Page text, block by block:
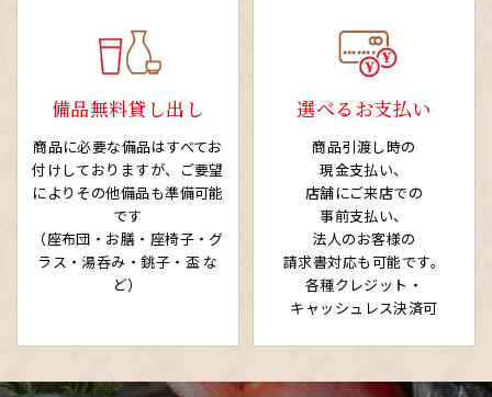
備品無料貸し出し
商品に必要な備品はすべてお
付けしておりますが、ご要望
によりその他備品も準備可能
です
（座布団・お膳・座椅子・グ
ラス・湯呑み・銚子・盃 な
ど）
選べるお支払い
商品引渡し時の
現金支払い、
店舗にご来店での
事前支払い、
法人のお客様の
請求書対応も可能です。
各種クレジット・
キャッシュレス決済可